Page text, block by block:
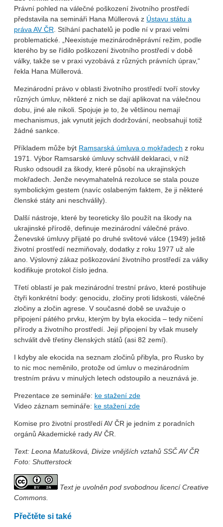
Právní pohled na válečné poškození životního prostředí
představila na semináři Hana Müllerová z Ústavu státu a
práva AV ČR. Stíhání pachatelů je podle ní v praxi velmi
problematické. „Neexistuje mezinárodněprávní režim, podle
kterého by se řídilo poškození životního prostředí v době
války, takže se v praxi vyzobává z různých právních úprav,“
řekla Hana Müllerová.
Mezinárodní právo v oblasti životního prostředí tvoří stovky
různých úmluv, některé z nich se dají aplikovat na válečnou
dobu, jiné ale nikoli. Spojuje je to, že většinou nemají
mechanismus, jak vynutit jejich dodržování, neobsahují totiž
žádné sankce.
Příkladem může být Ramsarská úmluva o mokřadech z roku
1971. Výbor Ramsarské úmluvy schválil deklaraci, v níž
Rusko odsoudil za škody, které působí na ukrajinských
mokřadech. Jenže nevymahatelná rezoluce se stala pouze
symbolickým gestem (navíc oslabeným faktem, že ji některé
členské státy ani neschválily).
Další nástroje, které by teoreticky šlo použít na škody na
ukrajinské přírodě, definuje mezinárodní válečné právo.
Ženevské úmluvy přijaté po druhé světové válce (1949) ještě
životní prostředí nezmiňovaly, dodatky z roku 1977 už ale
ano. Výslovný zákaz poškozování životního prostředí za války
kodifikuje protokol číslo jedna.
Třetí oblastí je pak mezinárodní trestní právo, které postihuje
čtyři konkrétní body: genocidu, zločiny proti lidskosti, válečné
zločiny a zločin agrese. V současné době se uvažuje o
připojení pátého prvku, kterým by byla ekocida – tedy ničení
přírody a životního prostředí. Její připojení by však musely
schválit dvě třetiny členských států (asi 82 zemí).
I kdyby ale ekocida na seznam zločinů přibyla, pro Rusko by
to nic moc neměnilo, protože od úmluv o mezinárodním
trestním právu v minulých letech odstoupilo a neuznává je.
Prezentace ze semináře: ke stažení zde
Video záznam semináře: ke stažení zde
Komise pro životní prostředí AV ČR je jedním z poradních
orgánů Akademické rady AV ČR.
Text: Leona Matušková, Divize vnějších vztahů SSČ AV ČR
Foto: Shutterstock
Text je uvolněn pod svobodnou licencí Creative
Commons.
Přečtěte si také